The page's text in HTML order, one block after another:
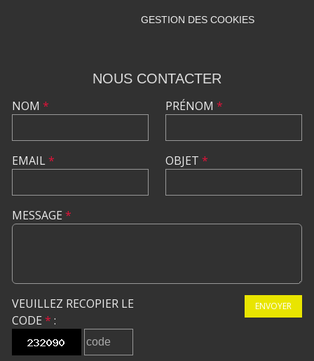
GESTION DES COOKIES
NOUS CONTACTER
NOM *
EMAIL*
PRÉNOM *
OBJET *
MESSAGE *
VEUILLEZ RECOPIER LE
CODE * :
ENVOYER